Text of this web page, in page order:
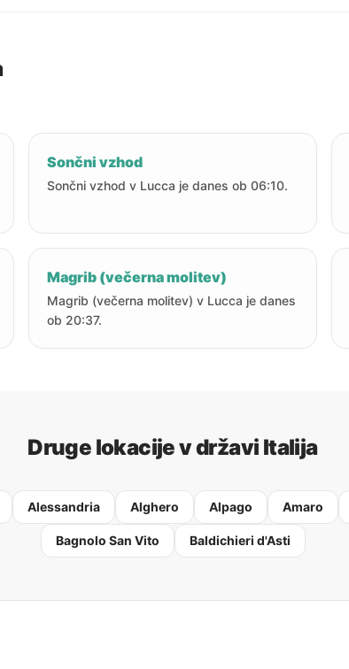
Sončni vzhod
Sončni vzhod v Lucca je danes ob 06:10.
Magrib (večerna molitev)
Magrib (večerna molitev) v Lucca je danes
ob 20:37.
Druge lokacije v državi Italija
Alessandria Alghero Alpago Amaro
Bagnolo San Vito Baldichieri d'Asti